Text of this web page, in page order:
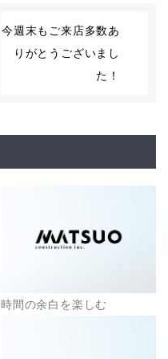
今週末もご来店多数あ
りがとうございまし
た！
時間の余白を楽しむ